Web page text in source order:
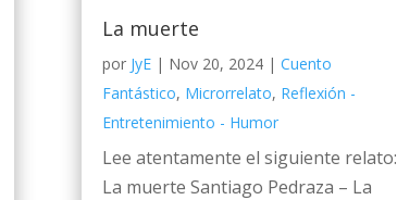
La muerte
por JyE| Nov 20, 2024| Cuento
Fantástico, Microrrelato, Reflexión -
Entretenimiento - Humor
Lee atentamente el siguiente relato:
La muerte Santiago Pedraza – La